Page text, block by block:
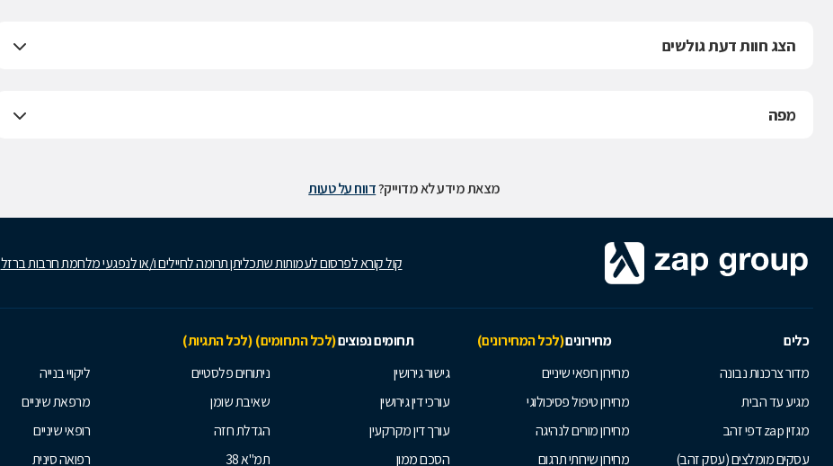
הצג חוות דעת גולשים
מפה
מצאת מידע לא מדוייק?דווח על טעות
קול קורא לפרסום לעמותות שתכליתן תרומה לחיילים ו/או לנפגעי מלחמת חרבות ברזל
כלים מחירונים(לכל המחירונים) תחומים נפוצים(לכל התחומים) (לכל התגיות)
מדור צרכנות נבונה
מגיע עד הבית
מגזין zap דפי זהב
עסקים מומלצים (עסק זהב)
מחירון רופאי שיניים
מחירון טיפול פסיכולוגי
מחירון מורים לנהיגה
מחירון שירותי תרגום
גישור גירושין
עורכי דין גירושין
עורך דין מקרקעין
הסכם ממון
ניתוחים פלסטיים
שאיבת שומן
הגדלת חזה
תמ"א 38
ליקויי בנייה
מרפאת שיניים
רופאי שיניים
רפואה סינית